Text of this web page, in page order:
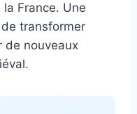
France. Une
transformer
de nouveaux